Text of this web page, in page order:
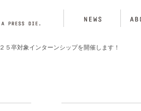
２５卒対象インターンシップを開催します！